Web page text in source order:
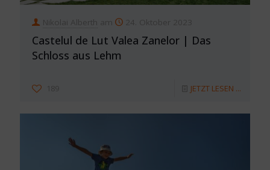
Nikolai Alberth am 24. Oktober 2023
Castelul de Lut Valea Zanelor | Das
Schloss aus Lehm
189 JETZT LESEN ...